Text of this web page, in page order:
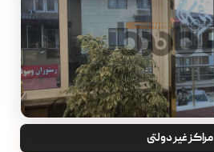
مراکز غیر دولتی